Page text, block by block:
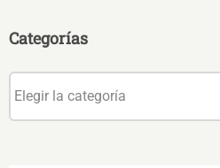
Categorías